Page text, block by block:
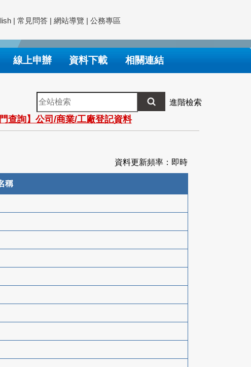
| 常見問答 | 網站導覽 | 公務專區
線上申辦 資料下載 相關連結
全
站
檢
索
進階檢索
門查詢】公司/商業/工廠登記資料
資料更新頻率：即時
稱